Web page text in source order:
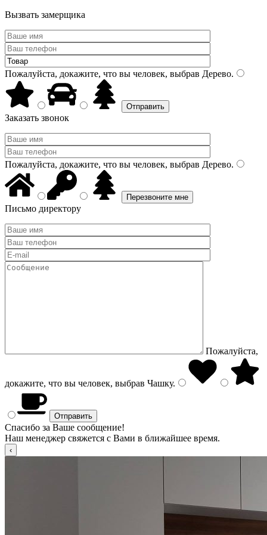
Вызвать замерщика
Пожалуйста, докажите, что вы человек, выбрав Дерево.
Заказать звонок
Пожалуйста, докажите, что вы человек, выбрав Дерево.
Письмо директору
Пожалуйста,
докажите, что вы человек, выбрав Чашку.
Спасибо за Ваше сообщение!
Наш менеджер свяжется с Вами в ближайшее время.